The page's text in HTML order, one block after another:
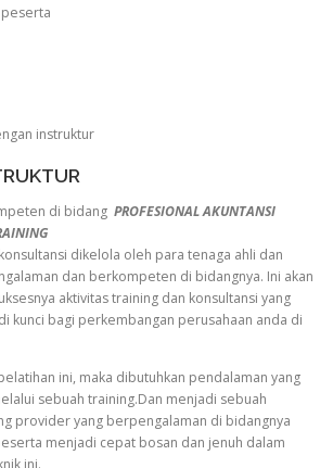
instruktur
di bidang PROFESIONAL AKUNTANSI
dikelola oleh para tenaga ahli dan
dan berkompeten di bidangnya. Ini akan
aktivitas training dan konsultansi yang
kunci bagi perkembangan perusahaan anda di
ini, maka dibutuhkan pendalaman yang
sebuah training.Dan menjadi sebuah
provider yang berpengalaman di bidangnya
menjadi cepat bosan dan jenuh dalam
ini.